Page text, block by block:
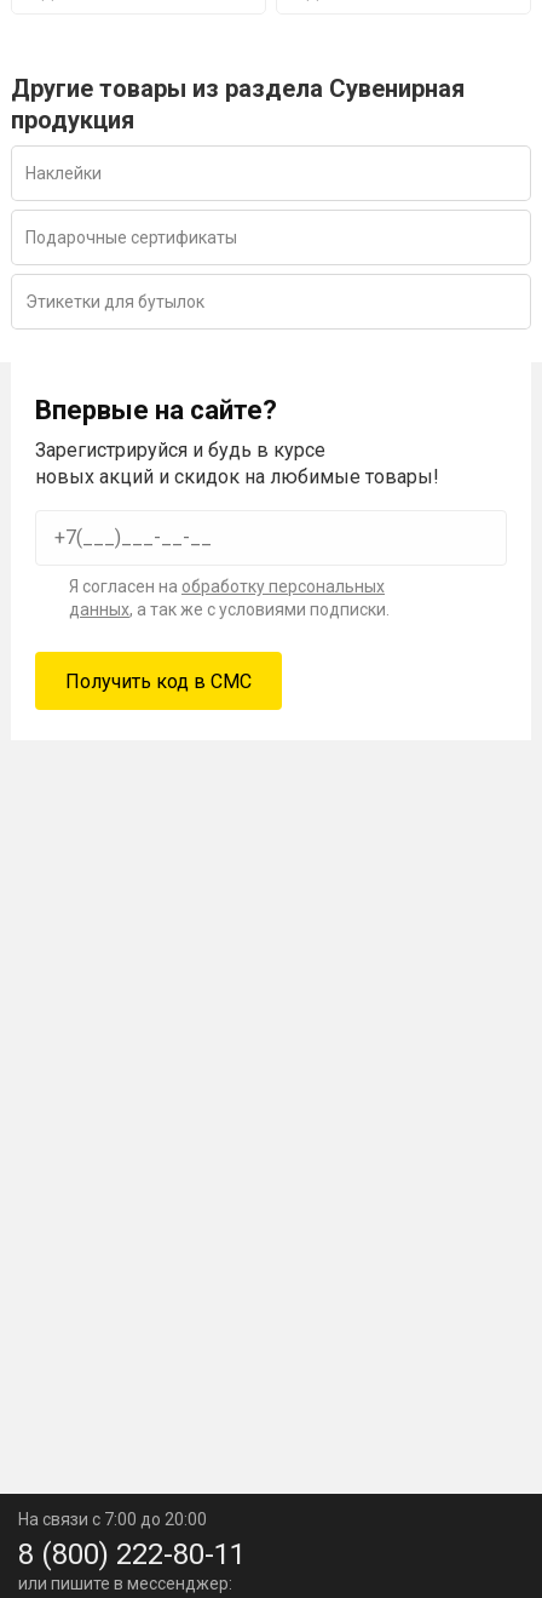
Другие товары из раздела Сувенирная
продукция
Наклейки
Подарочные сертификаты
Этикетки для бутылок
Впервые на сайте?
Зарегистрируйся и будь в курсе
новых акций и скидок на любимые товары!
Я согласен на обработку персональных
данных, а так же с условиями подписки.
На связи с 7:00 до 20:00
8 (800) 222-80-11
или пишите в мессенджер: